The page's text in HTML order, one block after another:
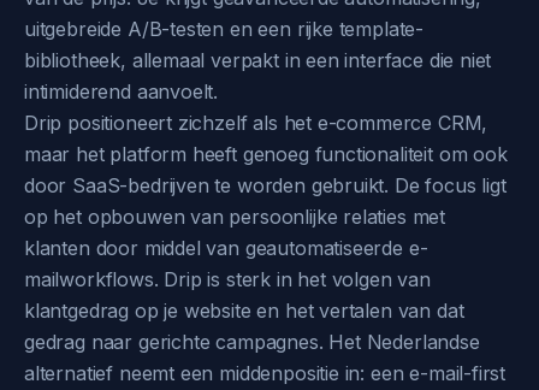
uitgebreide A/B-testen en een rijke template-
bibliotheek, allemaal verpakt in een interface die niet
intimiderend aanvoelt.
Drip positioneert zichzelf als het e-commerce CRM,
maar het platform heeft genoeg functionaliteit om ook
door SaaS-bedrijven te worden gebruikt. De focus ligt
op het opbouwen van persoonlijke relaties met
klanten door middel van geautomatiseerde e-
mailworkflows. Drip is sterk in het volgen van
klantgedrag op je website en het vertalen van dat
gedrag naar gerichte campagnes. Het Nederlandse
alternatief neemt een middenpositie in: een e-mail-first